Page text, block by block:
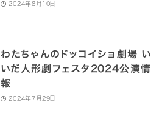
2024年8月10日
わたちゃんのドッコイショ劇場 い
いだ人形劇フェスタ2024公演情
報
2024年7月29日